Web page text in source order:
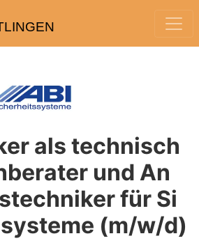
als technisch
und An
für Si
(m/w/d)